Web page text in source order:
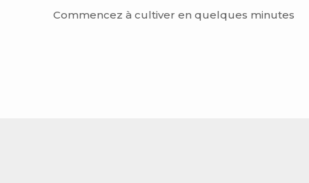
Commencez à cultiver en quelques minutes